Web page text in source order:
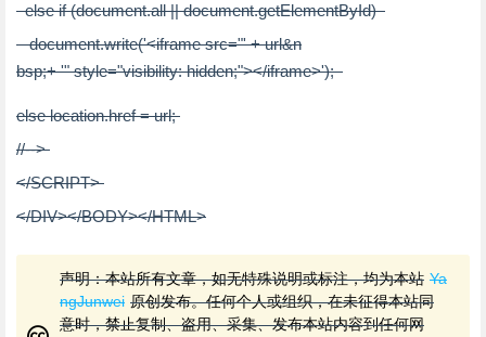
else if (document.all || document.getElementById)
document.write('<iframe src="' + url&n
bsp;+ '" style="visibility: hidden;"></iframe>');
elselocation.href=url;
//-->
</SCRIPT>
</DIV></BODY></HTML>
声明：本站所有文章，如无特殊说明或标注，均为本站 Ya
ngJunwei 原创发布。任何个人或组织，在未征得本站同
意时，禁止复制、盗用、采集、发布本站内容到任何网